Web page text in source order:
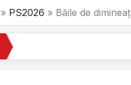
PS2026 Băile de
Cel mai bogat